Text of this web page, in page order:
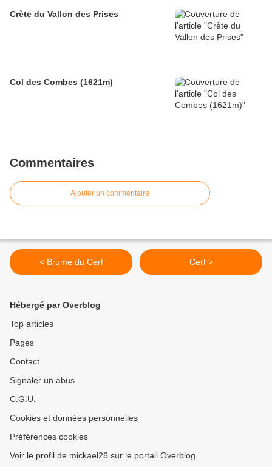
Crète du Vallon des Prises
Col des Combes (1621m)
Commentaires
Ajouter un commentaire
< Brume du Cerf Cerf >
Hébergé par Overblog
Top articles
Pages
Contact
Signaler un abus
C.G.U.
Cookies et données personnelles
Préférences cookies
Voir le profil de mickael26 sur le portail Overblog